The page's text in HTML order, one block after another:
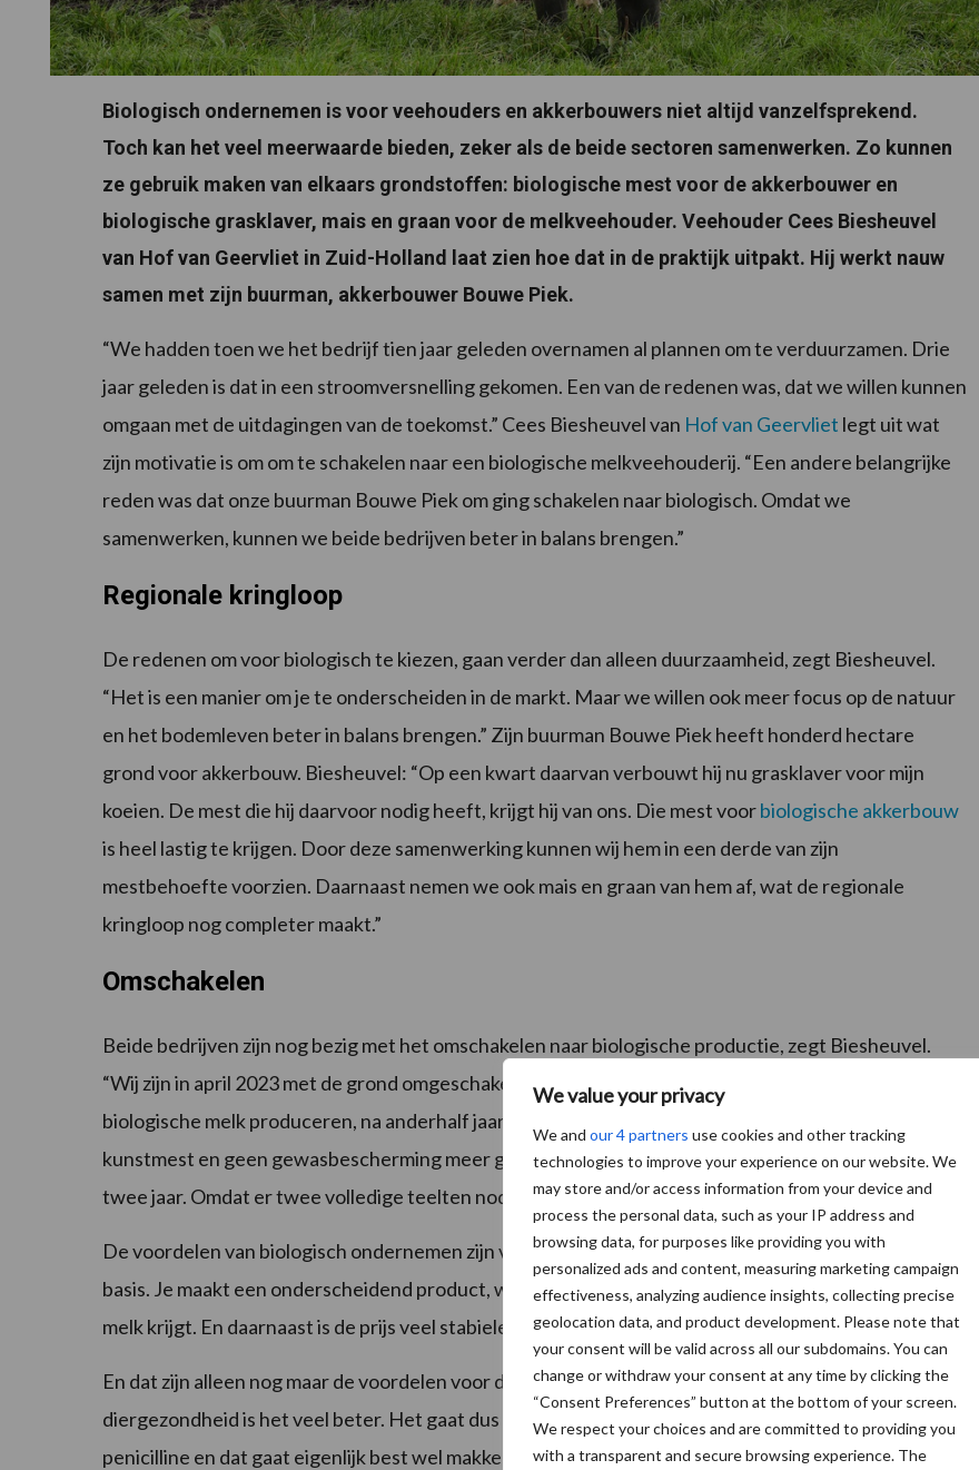
We value your privacy
We and our 4 partners use cookies and other tracking
technologies to improve your experience on our website. We
may store and/or access information from your device and
process the personal data, such as your IP address and
browsing data, for purposes like providing you with
personalized ads and content, measuring marketing campaign
effectiveness, analyzing audience insights, collecting precise
geolocation data, and product development. Please note that
your consent will be valid across all our subdomains. You can
change or withdraw your consent at any time by clicking the
“Consent Preferences” button at the bottom of your screen.
We respect your choices and are committed to providing you
with a transparent and secure browsing experience. The
Biologisch ondernemen is voor veehouders en akkerbouwers niet altijd vanzelfsprekend.
Toch kan het veel meerwaarde bieden, zeker als de beide sectoren samenwerken. Zo kunnen
ze gebruik maken van elkaars grondstoffen: biologische mest voor de akkerbouwer en
biologische grasklaver, mais en graan voor de melkveehouder. Veehouder Cees Biesheuvel
van Hof van Geervliet in Zuid-Holland laat zien hoe dat in de praktijk uitpakt. Hij werkt nauw
samen met zijn buurman, akkerbouwer Bouwe Piek.
“We hadden toen we het bedrijf tien jaar geleden overnamen al plannen om te verduurzamen. Drie
jaar geleden is dat in een stroomversnelling gekomen. Een van de redenen was, dat we willen kunnen
omgaan met de uitdagingen van de toekomst.” Cees Biesheuvel van Hof van Geervliet legt uit wat
zijn motivatie is om om te schakelen naar een biologische melkveehouderij. “Een andere belangrijke
reden was dat onze buurman Bouwe Piek om ging schakelen naar biologisch. Omdat we
samenwerken, kunnen we beide bedrijven beter in balans brengen.”
Regionale kringloop
De redenen om voor biologisch te kiezen, gaan verder dan alleen duurzaamheid, zegt Biesheuvel.
“Het is een manier om je te onderscheiden in de markt. Maar we willen ook meer focus op de natuur
en het bodemleven beter in balans brengen.” Zijn buurman Bouwe Piek heeft honderd hectare
grond voor akkerbouw. Biesheuvel: “Op een kwart daarvan verbouwt hij nu grasklaver voor mijn
koeien. De mest die hij daarvoor nodig heeft, krijgt hij van ons. Die mest voorbiologische akkerbouw
is heel lastig te krijgen. Door deze samenwerking kunnen wij hem in een derde van zijn
mestbehoefte voorzien. Daarnaast nemen we ook mais en graan van hem af, wat de regionale
kringloop nog completer maakt.”
Omschakelen
Beide bedrijven zijn nog bezig met het omschakelen naar biologische productie, zegt Biesheuvel.
“Wij zijn in april 2023 met de grond omgeschakeld naar biologisch. We kunnen nu voor het eerst
biologische melk produceren, na anderhalf jaar. Het betekent dat we op onze weiden geen
kunstmest en geen gewasbescherming meer gebruiken. In de akkerbouw duurt het nog wat langer;
twee jaar. Omdat er twee volledige teelten nodig zijn om het biologisch te mogen noemen.”
De voordelen van biologisch ondernemen zijn volgens hem duidelijk. “Je gaat eigenlijk terug naar de
basis. Je maakt een onderscheidend product, waarvoor je een hogere melkprijs voor biologische
melk krijgt. En daarnaast is de prijs veel stabieler dan op de gangbare markt.”
En dat zijn alleen nog maar de voordelen voor de boeren, zegt hij. “Ook op het gebied van
diergezondheid is het veel beter. Het gaat dus niet alleen om de natuur. We geven veel minder
penicilline en dat gaat eigenlijk best wel makkelijk. Voor de koeien is het ook beter, want ze staan veel